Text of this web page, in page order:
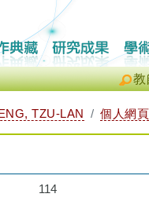
教
TZU-LAN 個人網頁
114